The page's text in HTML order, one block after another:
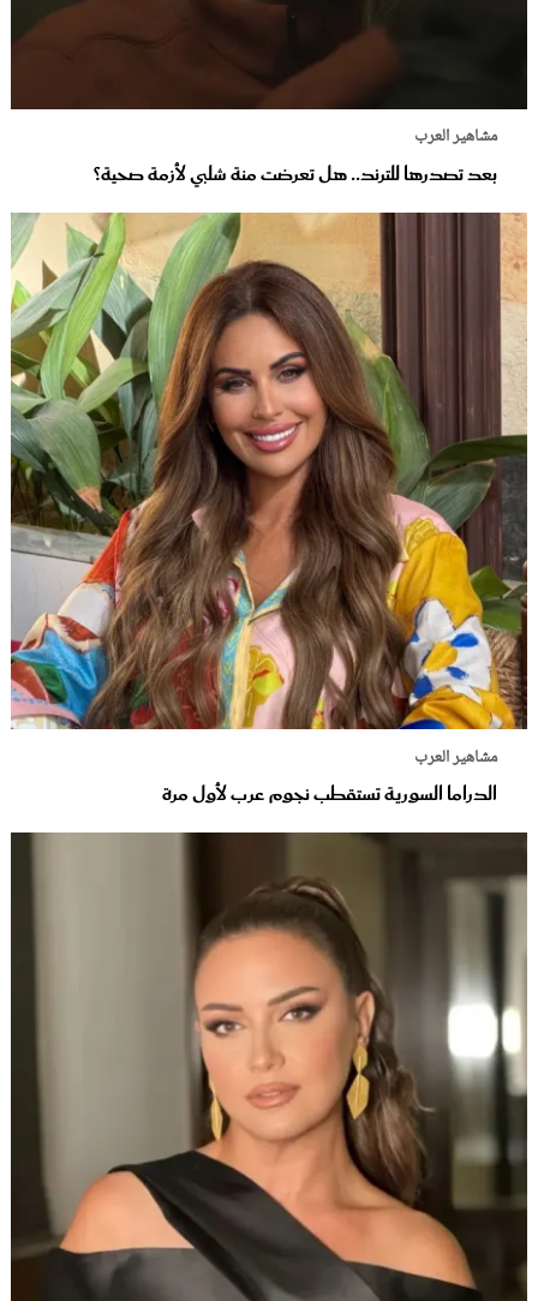
مشاهير العرب
بعد تصدرها للترند.. هل تعرضت منة شلبي لأزمة صحية؟
مشاهير العرب
الدراما السورية تستقطب نجوم عرب لأول مرة